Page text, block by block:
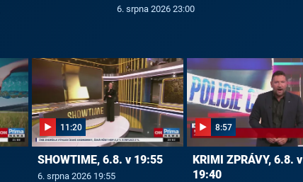
6. srpna 2026 23:00
11:20
SHOWTIME, 6.8. v 19:55
6. srpna 2026 19:55
8:57
KRIMI ZPRÁVY, 6.8. v
19:40